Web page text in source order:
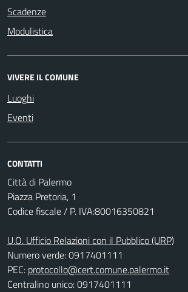
Scadenze
Modulistica
VIVERE IL COMUNE
Luoghi
Eventi
CONTATTI
Città di Palermo
Piazza Pretoria, 1
Codice fiscale / P. IVA:80016350821
U.O. Ufficio Relazioni con il Pubblico (URP)
Numero verde: 0917401111
PEC: protocollo@cert.comune.palermo.it
Centralino unico: 0917401111